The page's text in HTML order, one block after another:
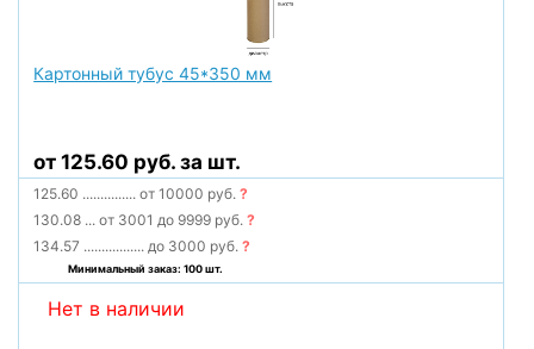
Картонный тубус 45*350 мм
от 125.60 руб. за шт.
125.60 ............... от 10000 руб.?
130.08 ... от 3001 до 9999 руб.?
134.57 ................. до 3000 руб.?
Минимальный заказ: 100 шт.
Нет в наличии